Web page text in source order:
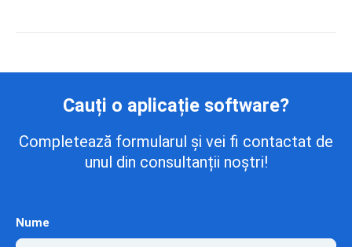
Cauți o aplicație software?
Completează formularul și vei fi contactat de
unul din consultanții noștri!
Nume